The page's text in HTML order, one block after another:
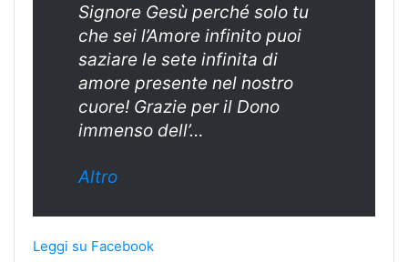
Signore Gesù perché solo tu
che sei l’Amore infinito puoi
saziare le sete infinita di
amore presente nel nostro
cuore! Grazie per il Dono
immenso dell’…
Altro
Leggi su Facebook